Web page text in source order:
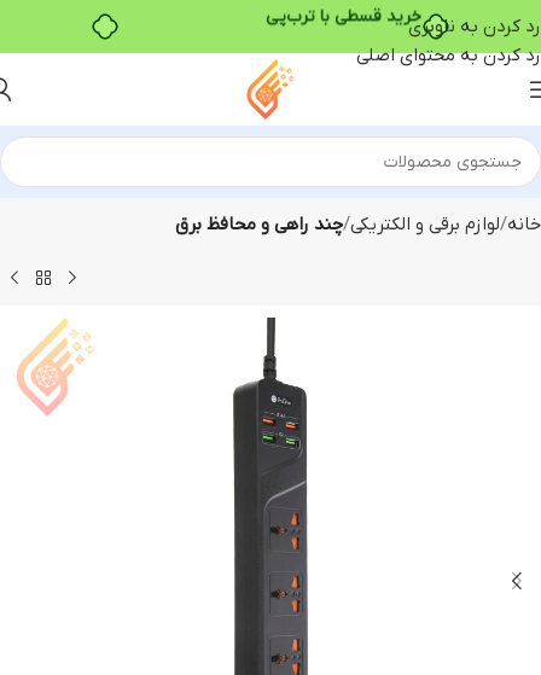
خرید قسطی با ترب‌پی
رد کردن به ناوبری
رد کردن به محتوای اصلی
خانه لوازم برقی و الکتریکی چند راهی و محافظ برق